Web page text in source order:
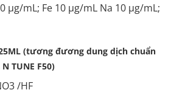
µg/mL; Fe 10 µg/mL Na 10 µg/mL;
(tương đương dung dịch chuẩn
TUNE F50)
/HF